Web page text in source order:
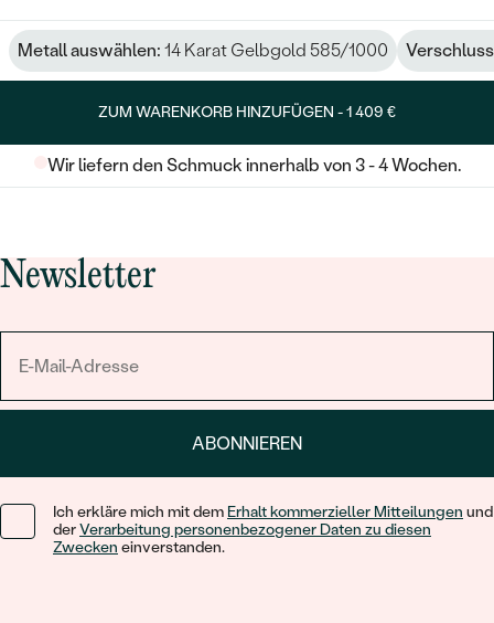
Metall auswählen: 14 Karat Gelbgold 585/1000
ZUM WARENKORB HINZUFÜGEN -1 409 €
Wir liefern den Schmuck innerhalb von 3 - 4 Wochen.
Newsletter
ABONNIEREN
Ich erkläre mich mit dem Erhalt kommerzieller Mitteilungen und
derVerarbeitung personenbezogener Daten zu diesen
Zwecken einverstanden.